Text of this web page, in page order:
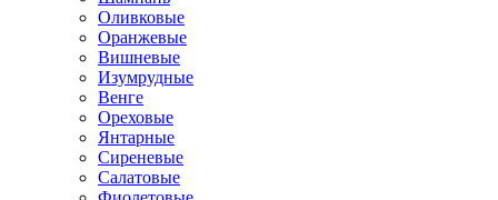
Оливковые
Оранжевые
Вишневые
Изумрудные
Венге
Ореховые
Янтарные
Сиреневые
Салатовые